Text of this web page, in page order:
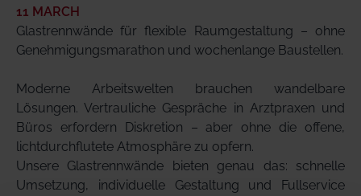
11 MARCH
Glastrennwände für flexible Raumgestaltung – ohne
Genehmigungsmarathon und wochenlange Baustellen.
Moderne Arbeitswelten brauchen wandelbare
Lösungen. Vertrauliche Gespräche in Arztpraxen und
Büros erfordern Diskretion – aber ohne die offene,
lichtdurchflutete Atmosphäre zu opfern.
Unsere Glastrennwände bieten genau das: schnelle
Umsetzung, individuelle Gestaltung und Fullservice